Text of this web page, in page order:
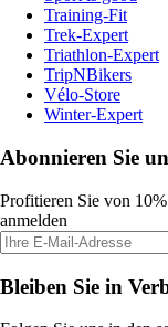
Training-Fit
Trek-Expert
Triathlon-Expert
TripNBikers
Vélo-Store
Winter-Expert
Abonnieren Sie
Profitieren Sie von
anmelden
Bleiben Sie in